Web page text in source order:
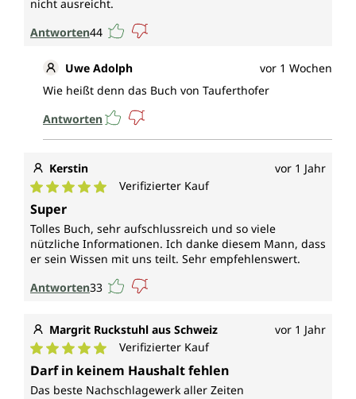
nicht ausreicht.
Antworten44
Uwe Adolph
vor 1 Wochen
Wie heißt denn das Buch von Tauferthofer
Antworten
Kerstin vor 1 Jahr
Durchschnittliche Bewertung von 5 von 5 Sternen
Verifizierter Kauf
Super
Tolles Buch, sehr aufschlussreich und so viele
nützliche Informationen. Ich danke diesem Mann, dass
er sein Wissen mit uns teilt. Sehr empfehlenswert.
Antworten33
Margrit Ruckstuhl aus Schweiz vor 1 Jahr
Durchschnittliche Bewertung von 5 von 5 Sternen
Verifizierter Kauf
Darf in keinem Haushalt fehlen
Das beste Nachschlagewerk aller Zeiten